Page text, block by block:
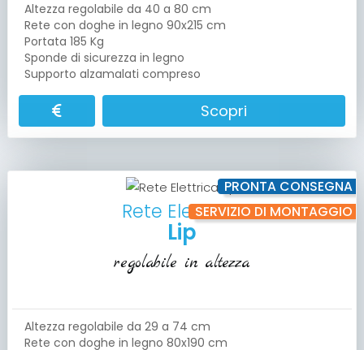
Altezza regolabile da 40 a 80 cm
Rete con doghe in legno 90x215 cm
Portata 185 Kg
Sponde di sicurezza in legno
Supporto alzamalati compreso
Scopri
PRONTA CONSEGNA
SERVIZIO DI MONTAGGIO
Rete Elettrica
Lip
regolabile in altezza
Altezza regolabile da 29 a 74 cm
Rete con doghe in legno 80x190 cm